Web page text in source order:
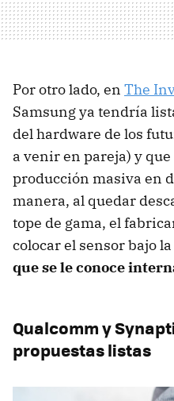
Por otro lado, en The
Samsung ya tendría
del hardware de los
a venir en pareja) y
producción masiva en
manera, al quedar
tope de gama, el
colocar el sensor bajo
que se le conoce
Qualcomm y
propuestas listas